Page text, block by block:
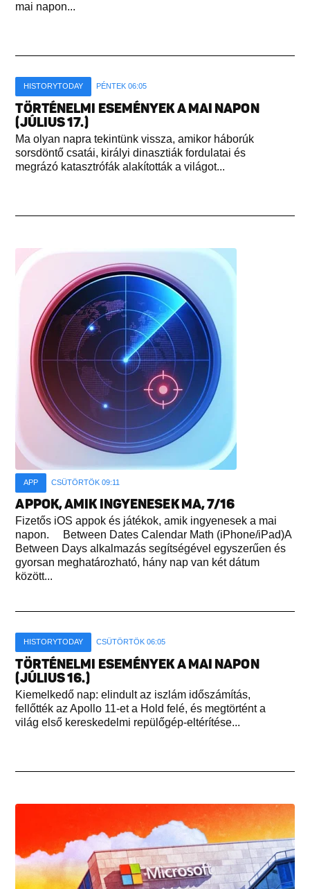
mai napon...
HISTORYTODAY PÉNTEK 06:05
TÖRTÉNELMI ESEMÉNYEK A MAI NAPON
(JÚLIUS 17.)
Ma olyan napra tekintünk vissza, amikor háborúk
sorsdöntő csatái, királyi dinasztiák fordulatai és
megrázó katasztrófák alakították a világot...
APP CSÜTÖRTÖK 09:11
APPOK, AMIK INGYENESEK MA, 7/16
Fizetős iOS appok és játékok, amik ingyenesek a mai
napon. Between Dates Calendar Math (iPhone/iPad)A
Between Days alkalmazás segítségével egyszerűen és
gyorsan meghatározható, hány nap van két dátum
között...
HISTORYTODAY CSÜTÖRTÖK 06:05
TÖRTÉNELMI ESEMÉNYEK A MAI NAPON
(JÚLIUS 16.)
Kiemelkedő nap: elindult az iszlám időszámítás,
fellőtték az Apollo 11-et a Hold felé, és megtörtént a
világ első kereskedelmi repülőgép-eltérítése...